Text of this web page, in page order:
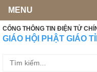
MENU
CỔNG THÔNG TIN ĐIỆN TỬ
GIÁO HỘI PHẬT GIÁO